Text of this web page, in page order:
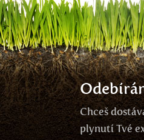
Chceš
plynutí Tvé